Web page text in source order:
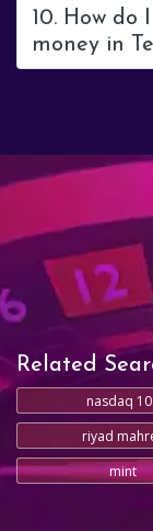
10. How
money in
Related
nasdaq
riyad
mint